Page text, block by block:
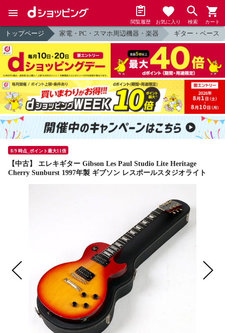
閲覧履歴 お気に入り 検索 カート
トップページ 家電・PC・スマホ周辺機器・楽器 ギター・ベース
8/9 時点_ポイント最大11倍
【中古】 エレキギター Gibson Les Paul Studio Lite Heritage
Cherry Sunburst 1997年製 ギブソン レスポールスタジオライト